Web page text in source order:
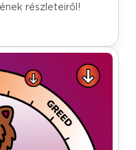
részleteiről!